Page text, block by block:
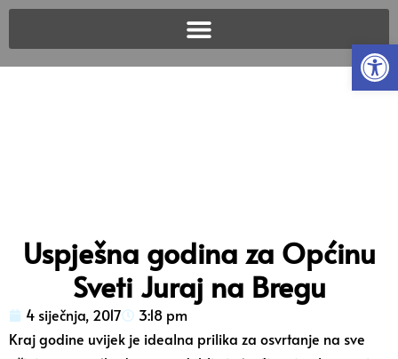
Uspješna godina za Općinu
Sveti Juraj na Bregu
4 siječnja, 2017
3:18 pm
Kraj godine uvijek je idealna prilika za osvrtanje na sve